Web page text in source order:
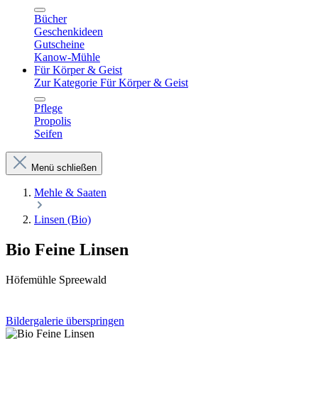
Bücher
Geschenkideen
Gutscheine
Kanow-Mühle
Für Körper & Geist
Zur Kategorie Für Körper & Geist
Pflege
Propolis
Seifen
Menü schließen
Mehle & Saaten
Linsen (Bio)
Bio Feine Linsen
Höfemühle Spreewald
Bildergalerie überspringen